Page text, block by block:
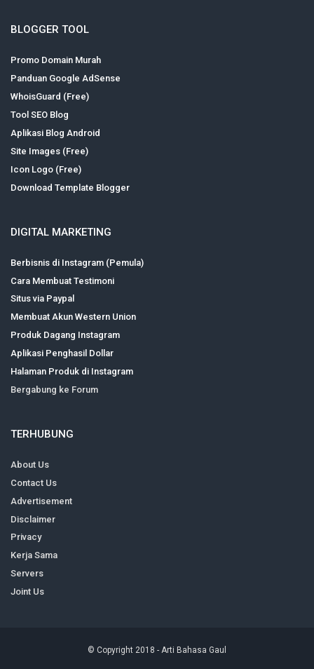
BLOGGER TOOL
Promo Domain Murah
Panduan Google AdSense
WhoisGuard (Free)
Tool SEO Blog
Aplikasi Blog Android
Site Images (Free)
Icon Logo (Free)
Download Template Blogger
DIGITAL MARKETING
Berbisnis di Instagram (Pemula)
Cara Membuat Testimoni
Situs via Paypal
Membuat Akun Western Union
Produk Dagang Instagram
Aplikasi Penghasil Dollar
Halaman Produk di Instagram
Bergabung ke Forum
TERHUBUNG
About Us
Contact Us
Advertisement
Disclaimer
Privacy
Kerja Sama
Servers
Joint Us
© Copyright 2018 - Arti Bahasa Gaul